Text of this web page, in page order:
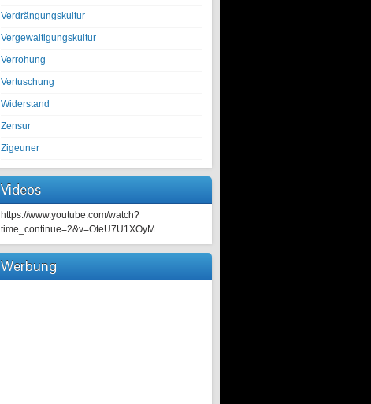
Verdrängungskultur
Vergewaltigungskultur
Verrohung
Vertuschung
Widerstand
Zensur
Zigeuner
Videos
https://www.youtube.com/watch?
time_continue=2&v=OteU7U1XOyM
Werbung